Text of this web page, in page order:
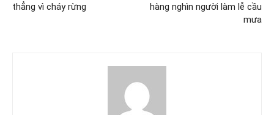
thẳng vì cháy rừng
hàng nghìn người làm lễ cầu
mưa